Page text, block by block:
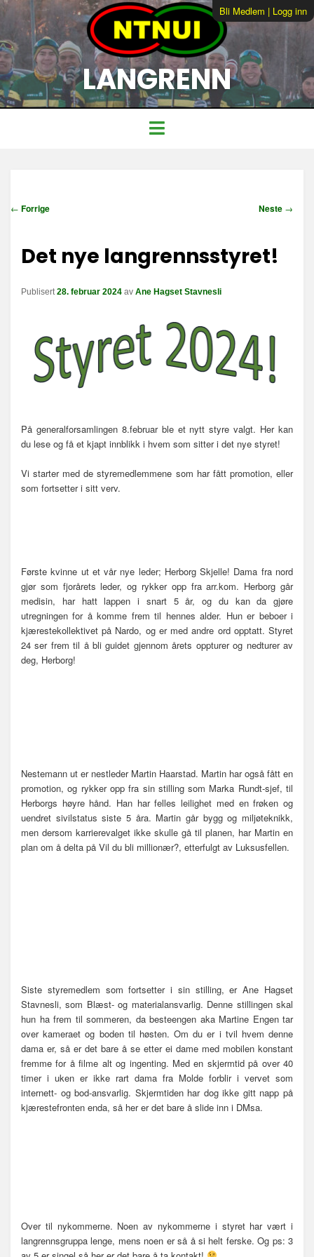
LANGRENN
Bli Medlem | Logg inn
I← Forrige Neste →
Det nye langrennsstyret!
Publisert28. februar 2024 av Ane Hagset Stavnesli
På generalforsamlingen 8.februar ble et nytt styre valgt. Her kan
du lese og få et kjapt innblikk i hvem som sitter i det nye styret!
Vi starter med de styremedlemmene som har fått promotion, eller
som fortsetter i sitt verv.
Første kvinne ut et vår nye leder; Herborg Skjelle! Dama fra nord
gjør som fjorårets leder, og rykker opp fra arr.kom. Herborg går
medisin, har hatt lappen i snart 5 år, og du kan da gjøre
utregningen for å komme frem til hennes alder. Hun er beboer i
kjærestekollektivet på Nardo, og er med andre ord opptatt. Styret
24 ser frem til å bli guidet gjennom årets oppturer og nedturer av
deg, Herborg!
Nestemann ut er nestleder Martin Haarstad. Martin har også fått en
promotion, og rykker opp fra sin stilling som Marka Rundt-sjef, til
Herborgs høyre hånd. Han har felles leilighet med en frøken og
uendret sivilstatus siste 5 åra. Martin går bygg og miljøteknikk,
men dersom karrierevalget ikke skulle gå til planen, har Martin en
plan om å delta på Vil du bli millionær?, etterfulgt av Luksusfellen.
Siste styremedlem som fortsetter i sin stilling, er Ane Hagset
Stavnesli, som Blæst- og materialansvarlig. Denne stillingen skal
hun ha frem til sommeren, da besteengen aka Martine Engen tar
over kameraet og boden til høsten. Om du er i tvil hvem denne
dama er, så er det bare å se etter ei dame med mobilen konstant
fremme for å filme alt og ingenting. Med en skjermtid på over 40
timer i uken er ikke rart dama fra Molde forblir i vervet som
internett- og bod-ansvarlig. Skjermtiden har dog ikke gitt napp på
kjærestefronten enda, så her er det bare å slide inn i DMsa.
Over til nykommerne. Noen av nykommerne i styret har vært i
langrennsgruppa lenge, mens noen er så å si helt ferske. Og ps: 3